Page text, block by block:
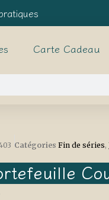
Carte Cadeau
Catégories Fin de séries,